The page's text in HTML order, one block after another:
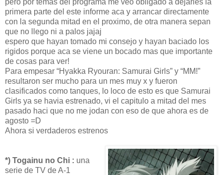
pero por temas del programa me veo obligado a dejarles la
primera parte del este informe aca y arrancar directamente
con la segunda mitad en el proximo, de otra manera sepan
que no llego ni a palos jajaj
espero que hayan tomado mi consejo y hayan baciado los
rigidos porque aca se viene un bocado mas que importante
de cosas para ver!
Para empesar “Hyakka Ryouran: Samurai Girls” y “MM!”
resultaron ser mucho para un mes muy x y fueron
clasificados como tanques, lo loco de esto es que Samurai
Girls ya se havia estrenado, vi el capitulo a mitad del mes
pasado haci que no me jodan con eso de que ahora es de
agosto =D
Ahora si verdaderos estrenos
*) Togainu no Chi : una
serie de TV de A-1